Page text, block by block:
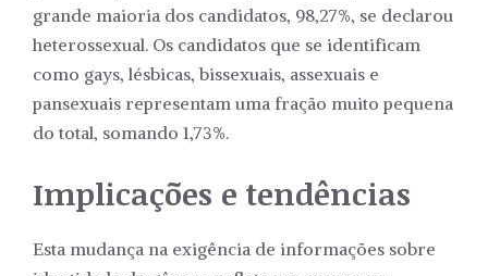
grande maioria dos candidatos, 98,27%, se declarou
heterossexual. Os candidatos que se identificam
como gays, lésbicas, bissexuais, assexuais e
pansexuais representam uma fração muito pequena
do total, somando 1,73%.
Implicações e tendências
Esta mudança na exigência de informações sobre